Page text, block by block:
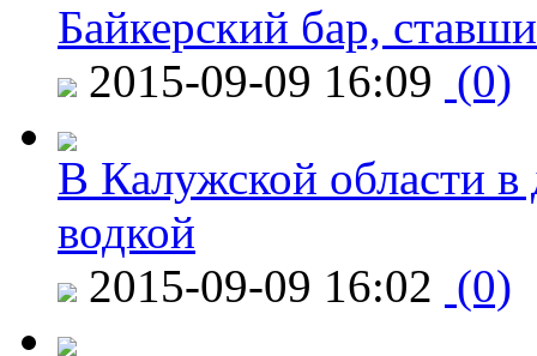
Байкерский бар,
2015-09-09 16:09 (0)
В Калужской области в
водкой
2015-09-09 16:02 (0)